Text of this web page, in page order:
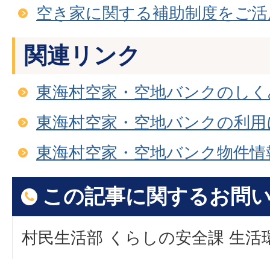
空き家に関する補助制度をご
関連リンク
東海村空家・空地バンクのし
東海村空家・空地バンクの利
東海村空家・空地バンク物件情
この記事に関するお問
村民生活部 くらしの安全課 生活